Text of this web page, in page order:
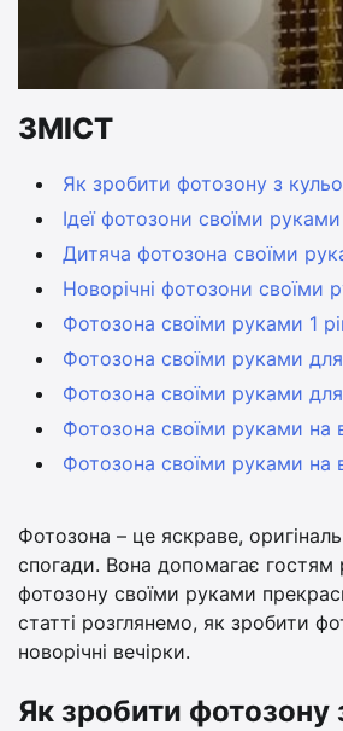
ЗМІСТ
Як зробити фотозону з
Ідеї фотозони своїми руками
Дитяча фотозона своїми
Новорічні фотозони своїми
Фотозона своїми руками 1
Фотозона своїми руками
Фотозона своїми руками
Фотозона своїми руками на
Фотозона своїми руками на
Фотозона – це яскраве,
спогади. Вона допомагає гостям
фотозону своїми руками
статті розглянемо, як зробити
новорічні вечірки.
Як зробити фотозону